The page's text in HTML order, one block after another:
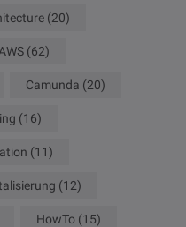
(20)
AWS (62)
Camunda (20)
(16)
(11)
(12)
HowTo (15)